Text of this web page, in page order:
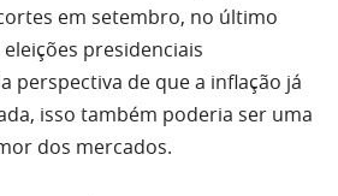
em setembro, no último
presidenciais
perspectiva de que a inflação já
isso também poderia ser uma
dos mercados.